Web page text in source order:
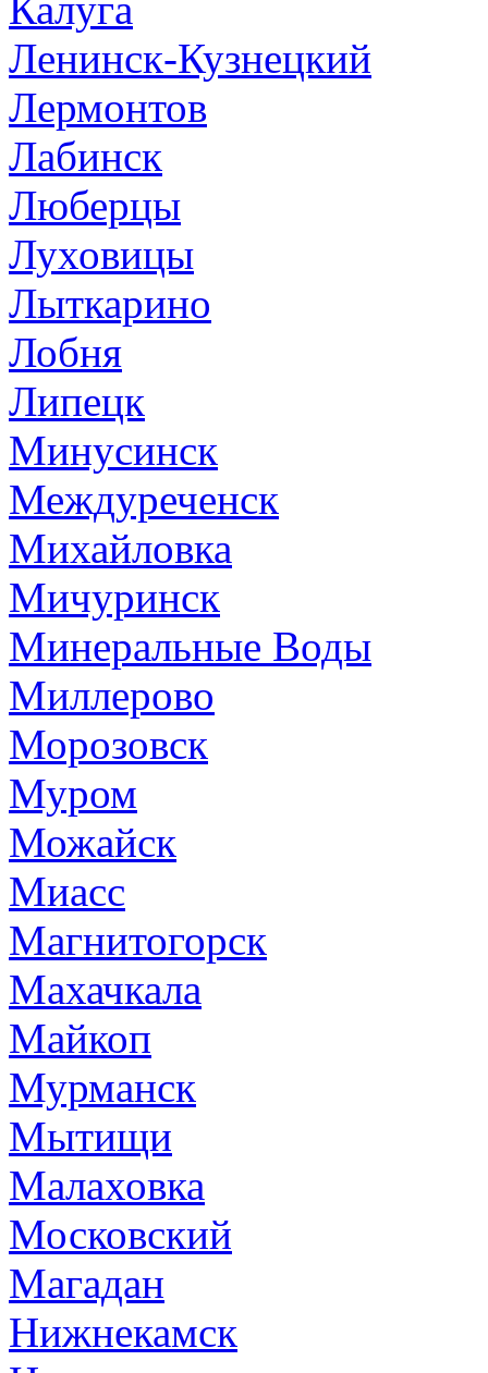
Ленинск-Кузнецкий
Лермонтов
Лабинск
Люберцы
Луховицы
Лыткарино
Лобня
Липецк
Минусинск
Междуреченск
Михайловка
Мичуринск
Минеральные Воды
Миллерово
Морозовск
Муром
Можайск
Миасс
Магнитогорск
Махачкала
Майкоп
Мурманск
Мытищи
Малаховка
Московский
Магадан
Нижнекамск